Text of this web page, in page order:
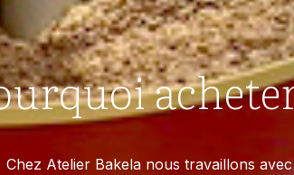
Chez Atelier Bakela nous travaillons